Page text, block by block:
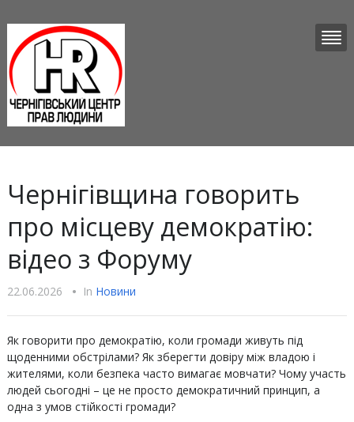
Чернігівщина говорить
про місцеву демократію:
відео з Форуму
22.06.2026 • In Новини
Як говорити про демократію, коли громади живуть під
щоденними обстрілами? Як зберегти довіру між владою і
жителями, коли безпека часто вимагає мовчати? Чому участь
людей сьогодні – це не просто демократичний принцип, а
одна з умов стійкості громади?